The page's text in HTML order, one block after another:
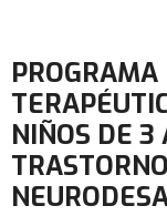
NIÑOS DE 3